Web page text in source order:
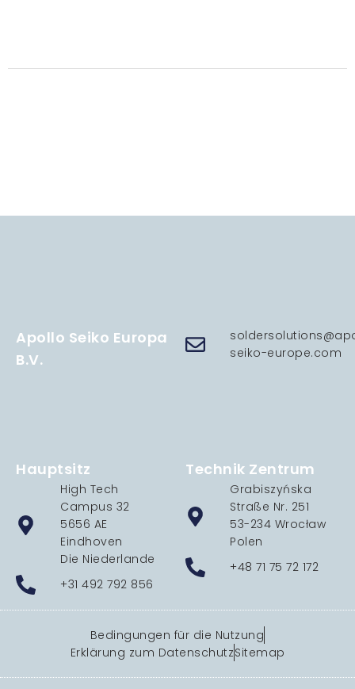
Apollo Seiko Europa
B.V.
seiko-europe.com
Hauptsitz
High Tech
Campus 32
5656 AE
Eindhoven
Die Niederlande
+31 492 792 856
Technik Zentrum
Grabiszyńska
Straße Nr. 251
53-234 Wrocław
Polen
+48 71 75 72 172
Bedingungen für die Nutzung
Erklärung zum DatenschutzSitemap